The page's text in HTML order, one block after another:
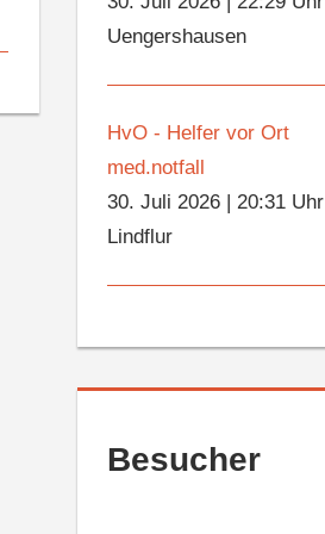
Uengershausen
HvO - Helfer vor Ort
med.notfall
30. Juli 2026 |20:31 Uhr
Lindflur
Besucher